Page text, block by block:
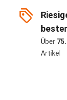
Über
Artikel